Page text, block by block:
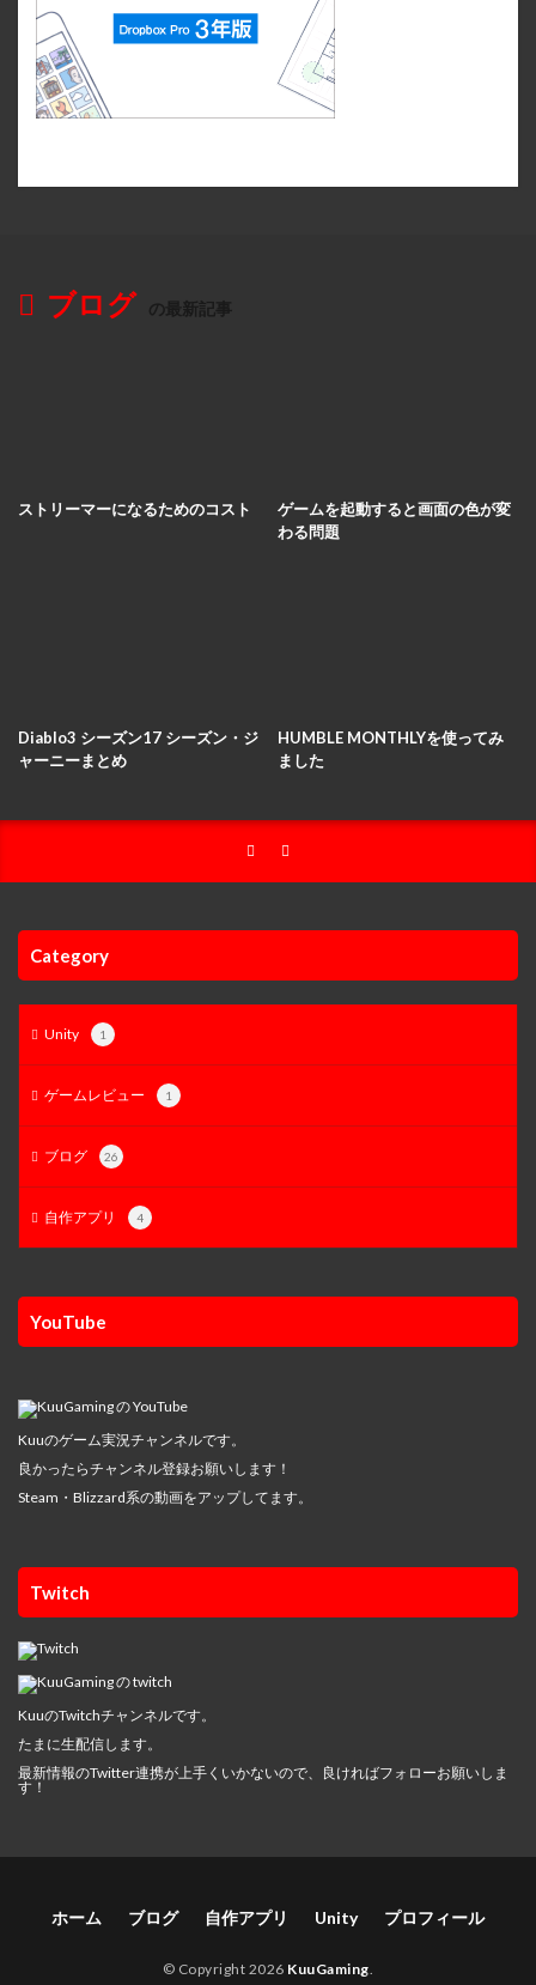
ブログ の最新記事
ストリーマーになるためのコスト
ゲームを起動すると画面の色が変
わる問題
Diablo3 シーズン17 シーズン・ジ
ャーニーまとめ
HUMBLE MONTHLYを使ってみ
ました
Category
Unity 1
ゲームレビュー 1
ブログ 26
自作アプリ 4
YouTube
Kuuのゲーム実況チャンネルです。
良かったらチャンネル登録お願いします！
Steam・Blizzard系の動画をアップしてます。
Twitch
KuuのTwitchチャンネルです。
たまに生配信します。
最新情報のTwitter連携が上手くいかないので、良ければフォローお願いしま
す！
ホーム ブログ 自作アプリ Unity プロフィール
© Copyright 2026 KuuGaming.